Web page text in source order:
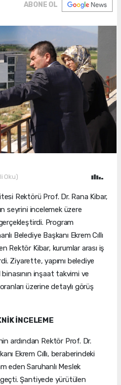
ABONE OL
Oku)
Rektörü Prof. Dr. Rana Kibar,
seyrini incelemek üzere
Program
Belediye Başkanı Ekrem Cıllı
Rektör Kibar, kurumlar arası iş
Ziyarette, yapımı belediye
inşaat takvimi ve
üzerine detaylı görüş
İNCELEME
ardından Rektör Prof. Dr.
Ekrem Cıllı, beraberindeki
eden Saruhanlı Meslek
Şantiyede yürütülen